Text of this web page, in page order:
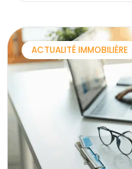
ACTUALITÉ IMMOBILIÈRE